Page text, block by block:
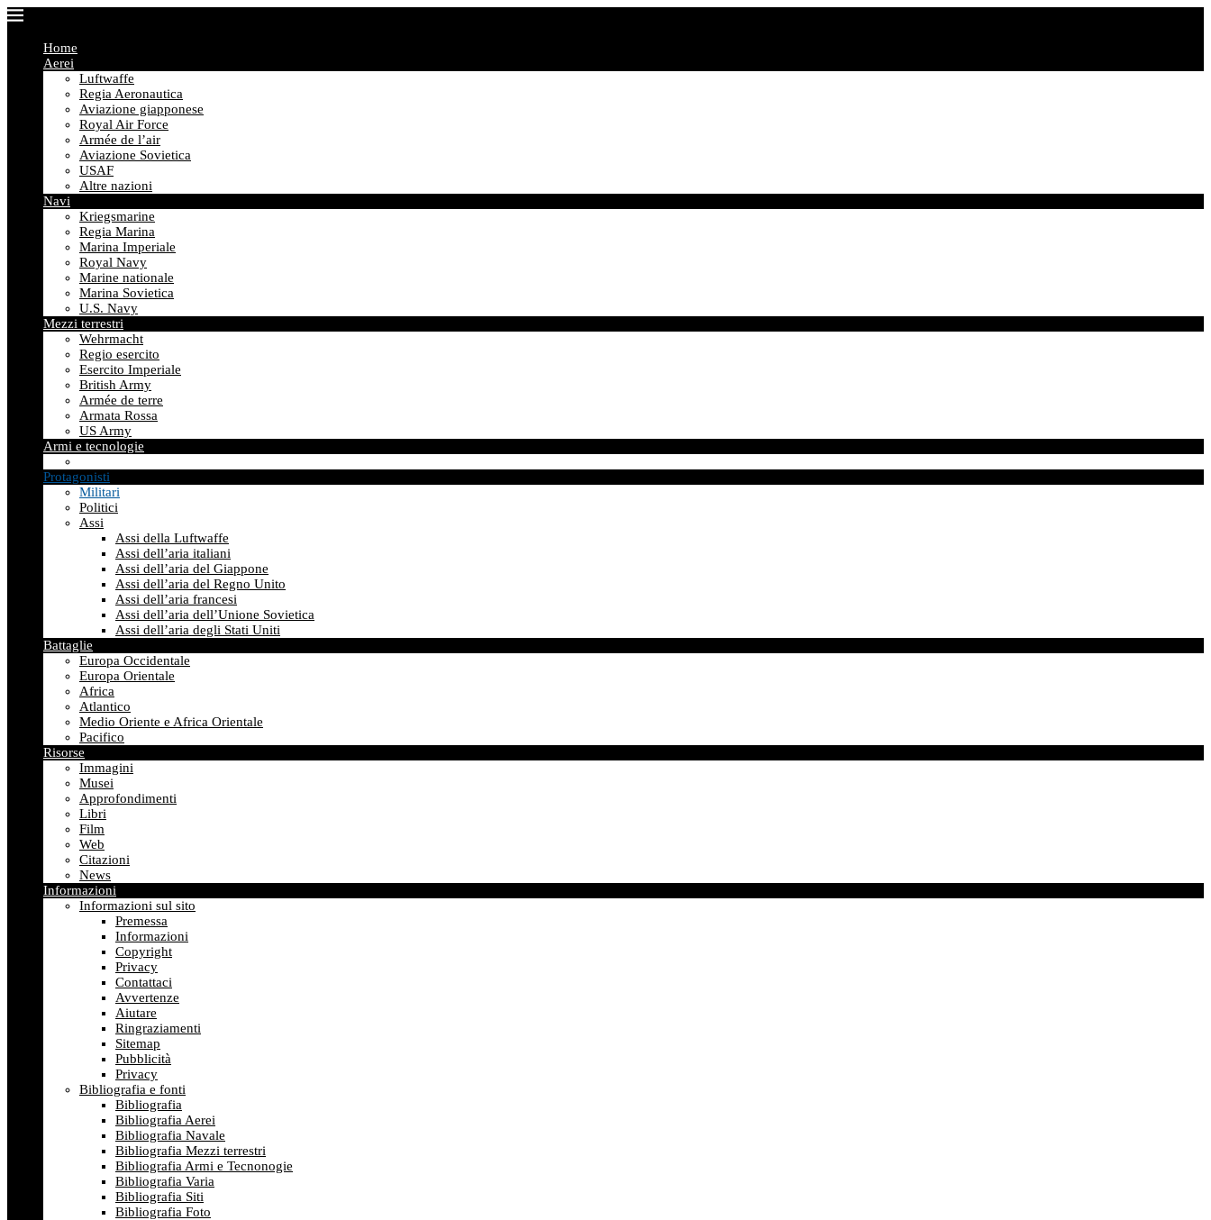
Home
Aerei
Luftwaffe
Regia Aeronautica
Aviazione giapponese
Royal Air Force
Armée de l’air
Aviazione Sovietica
USAF
Altre nazioni
Navi
Kriegsmarine
Regia Marina
Marina Imperiale
Royal Navy
Marine nationale
Marina Sovietica
U.S. Navy
Mezzi terrestri
Wehrmacht
Regio esercito
Esercito Imperiale
British Army
Armée de terre
Armata Rossa
US Army
Armi e tecnologie
Protagonisti
Militari
Politici
Assi
Assi della Luftwaffe
Assi dell’aria italiani
Assi dell’aria del Giappone
Assi dell’aria del Regno Unito
Assi dell’aria francesi
Assi dell’aria dell’Unione Sovietica
Assi dell’aria degli Stati Uniti
Battaglie
Europa Occidentale
Europa Orientale
Africa
Atlantico
Medio Oriente e Africa Orientale
Pacifico
Risorse
Immagini
Musei
Approfondimenti
Libri
Film
Web
Citazioni
News
Informazioni
Informazioni sul sito
Premessa
Informazioni
Copyright
Privacy
Contattaci
Avvertenze
Aiutare
Ringraziamenti
Sitemap
Pubblicità
Privacy
Bibliografia e fonti
Bibliografia
Bibliografia Aerei
Bibliografia Navale
Bibliografia Mezzi terrestri
Bibliografia Armi e Tecnonogie
Bibliografia Varia
Bibliografia Siti
Bibliografia Foto